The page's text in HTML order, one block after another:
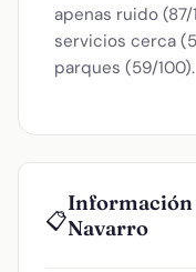
apenas ruido
servicios cerca
parques (59/100).
📋
Información
Navarro